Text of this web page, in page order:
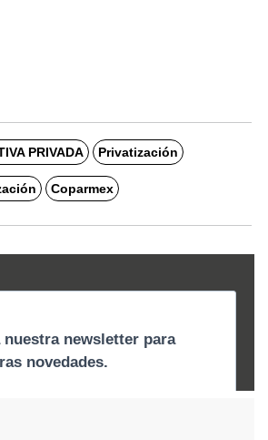
PRIVADA Privatización
Coparmex